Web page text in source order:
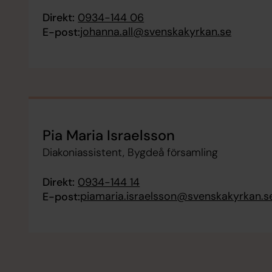
Direkt: 0934-144 06
E-post:johanna.all@svenskakyrkan.se
Pia Maria Israelsson
Diakoniassistent, Bygdeå församling
Direkt: 0934-144 14
E-post: